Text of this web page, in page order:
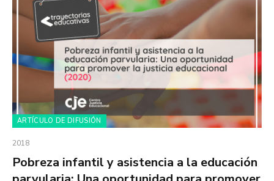
ARTÍCULO DE DIFUSIÓN
2018
Pobreza infantil y asistencia a la educación